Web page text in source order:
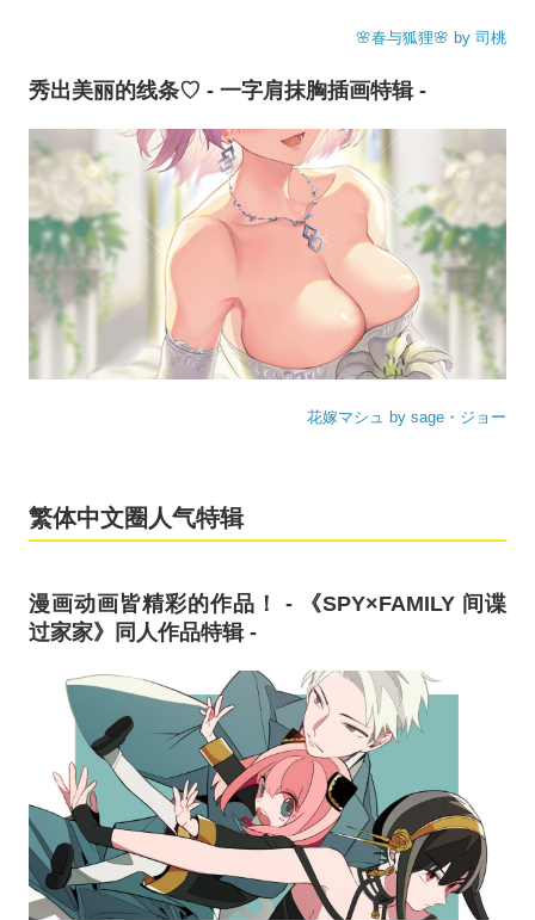
🌸春与狐狸🌸 by 司桃
秀出美丽的线条♡ - 一字肩抹胸插画特辑 -
花嫁マシュ by sage・ジョー
繁体中文圈人气特辑
漫画动画皆精彩的作品！ - 《SPY×FAMILY 间谍
过家家》同人作品特辑 -